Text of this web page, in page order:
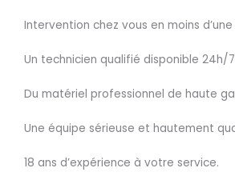
Intervention chez vous en moins d’une
Un technicien qualifié disponible 24h/
Du matériel professionnel de haute
Une équipe sérieuse et hautement
18 ans d’expérience à votre service.